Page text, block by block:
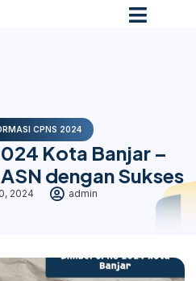
CPNS 2024
Kota Banjar –
dengan Sukses
2024 admin